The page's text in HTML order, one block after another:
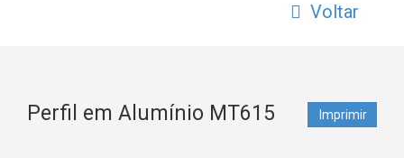
Voltar
Perfil em Alumínio MT615 Imprimir